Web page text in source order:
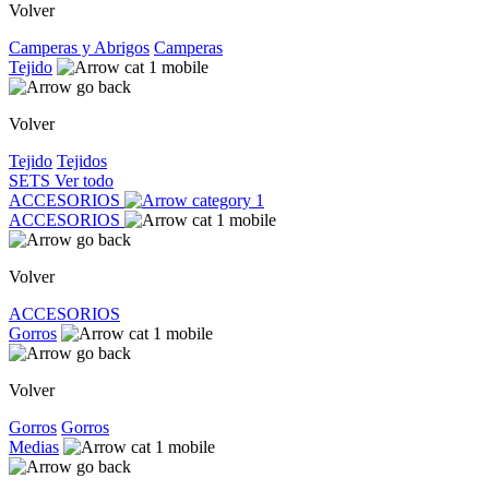
Volver
Camperas y Abrigos Camperas
Tejido
Volver
Tejido Tejidos
SETS Ver todo
ACCESORIOS
ACCESORIOS
Volver
ACCESORIOS
Gorros
Volver
Gorros Gorros
Medias